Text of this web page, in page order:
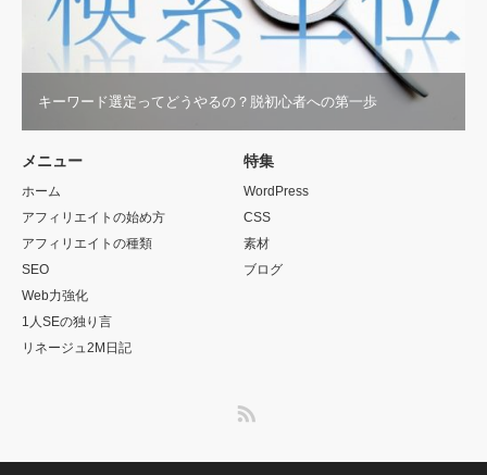
キーワード選定ってどうやるの？脱初心者への第一歩
メニュー
ホーム
アフィリエイトの始め方
アフィリエイトの種類
SEO
Web力強化
1人SEの独り言
リネージュ2M日記
特集
WordPress
CSS
素材
ブログ